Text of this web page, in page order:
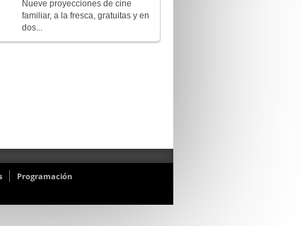
Nueve proyecciones de cine
familiar, a la fresca, gratuitas y en
dos...
Programación